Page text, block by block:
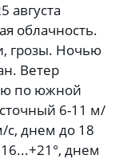
августа
облачность.
грозы. Ночью
Ветер
по южной
6-11 м/
днем до 18
днем